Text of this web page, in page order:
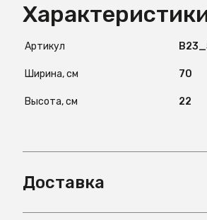
Артикул
Ширина, см 70
Высота, см 22
Доставка